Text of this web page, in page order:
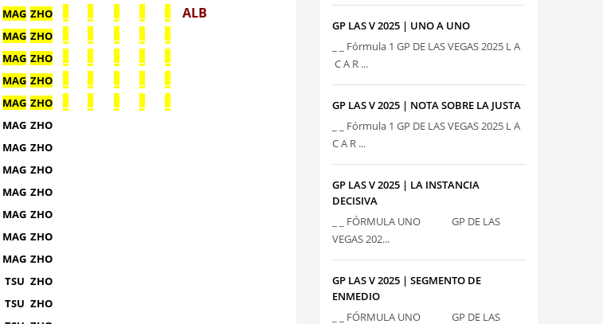
MAG ZHO
ALB
MAG ZHO
MAG ZHO
MAG ZHO
MAG ZHO
MAG ZHO
MAG ZHO
MAG ZHO
MAG ZHO
MAG ZHO
MAG ZHO
MAG ZHO
TSU ZHO
TSU ZHO
GP LAS V 2025 | UNO A UNO
_ _ Fórmula 1 GP DE LAS VEGAS 2025 L A
C A R ...
GP LAS V 2025 | NOTA SOBRE LA JUSTA
_ _ Fórmula 1 GP DE LAS VEGAS 2025 L A
C A R ...
GP LAS V 2025 | LA INSTANCIA
DECISIVA
_ _ FÓRMULA UNO GP DE LAS
VEGAS 202...
GP LAS V 2025 | SEGMENTO DE
ENMEDIO
_ _ FÓRMULA UNO GP DE LAS